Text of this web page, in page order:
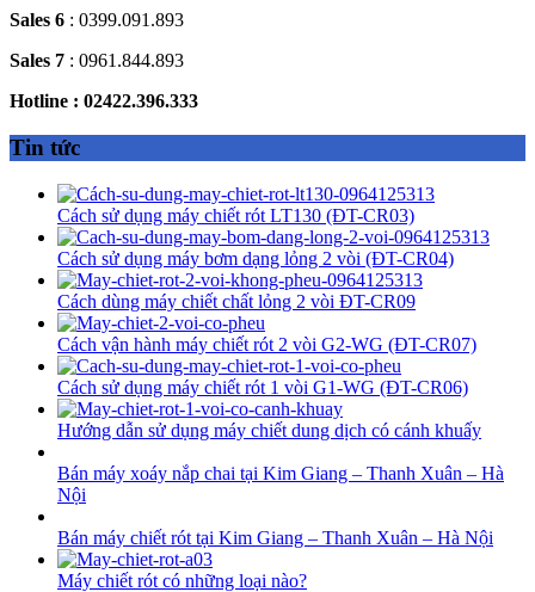
Sales 6 : 0399.091.893
Sales 7 : 0961.844.893
Hotline : 02422.396.333
Tin tức
Cách sử dụng máy chiết rót LT130 (ĐT-CR03)
Cách sử dụng máy bơm dạng lỏng 2 vòi (ĐT-CR04)
Cách dùng máy chiết chất lỏng 2 vòi ĐT-CR09
Cách vận hành máy chiết rót 2 vòi G2-WG (ĐT-CR07)
Cách sử dụng máy chiết rót 1 vòi G1-WG (ĐT-CR06)
Hướng dẫn sử dụng máy chiết dung dịch có cánh khuấy
Bán máy xoáy nắp chai tại Kim Giang – Thanh Xuân – Hà
Nội
Bán máy chiết rót tại Kim Giang – Thanh Xuân – Hà Nội
Máy chiết rót có những loại nào?